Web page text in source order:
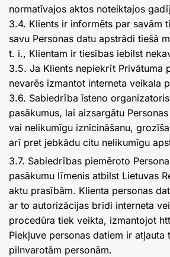
normatīvajos aktos noteiktajos
3.4. Klients ir informēts par savām
savu Personas datu apstrādi tiešā
t. i., Klientam ir tiesības iebilst
3.5. Ja Klients nepiekrīt Privātuma
nevarēs izmantot interneta veikala
3.6. Sabiedrība īsteno
pasākumus, lai aizsargātu
vai nelikumīgu iznīcināšanu,
arī pret jebkādu citu nelikumīgu
3.7. Sabiedrības piemēroto
pasākumu līmenis atbilst Lietuvas
aktu prasībām. Klienta personas
ar to autorizācijas brīdi interneta
procedūra tiek veikta, izmantojot
Piekļuve personas datiem ir atļauta
pilnvarotām personām.